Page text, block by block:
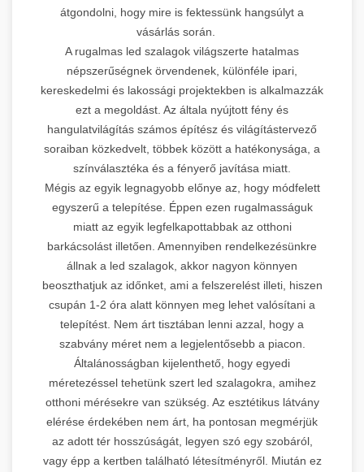
átgondolni, hogy mire is fektessünk hangsúlyt a
vásárlás során.
A rugalmas led szalagok világszerte hatalmas
népszerűségnek örvendenek, különféle ipari,
kereskedelmi és lakossági projektekben is alkalmazzák
ezt a megoldást. Az általa nyújtott fény és
hangulatvilágítás számos építész és világítástervező
soraiban közkedvelt, többek között a hatékonysága, a
színválasztéka és a fényerő javítása miatt.
Mégis az egyik legnagyobb előnye az, hogy módfelett
egyszerű a telepítése. Éppen ezen rugalmasságuk
miatt az egyik legfelkapottabbak az otthoni
barkácsolást illetően. Amennyiben rendelkezésünkre
állnak a led szalagok, akkor nagyon könnyen
beoszthatjuk az időnket, ami a felszerelést illeti, hiszen
csupán 1-2 óra alatt könnyen meg lehet valósítani a
telepítést. Nem árt tisztában lenni azzal, hogy a
szabvány méret nem a legjelentősebb a piacon.
Általánosságban kijelenthető, hogy egyedi
méretezéssel tehetünk szert led szalagokra, amihez
otthoni mérésekre van szükség. Az esztétikus látvány
elérése érdekében nem árt, ha pontosan megmérjük
az adott tér hosszúságát, legyen szó egy szobáról,
vagy épp a kertben található létesítményről. Miután ez